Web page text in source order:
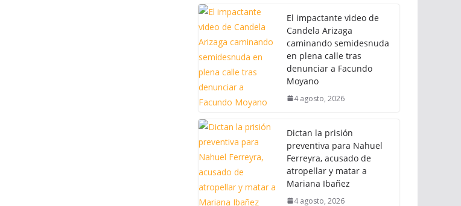
El impactante video de
Candela Arizaga
caminando semidesnuda
en plena calle tras
denunciar a Facundo
Moyano
4 agosto, 2026
Dictan la prisión
preventiva para Nahuel
Ferreyra, acusado de
atropellar y matar a
Mariana Ibañez
4 agosto, 2026